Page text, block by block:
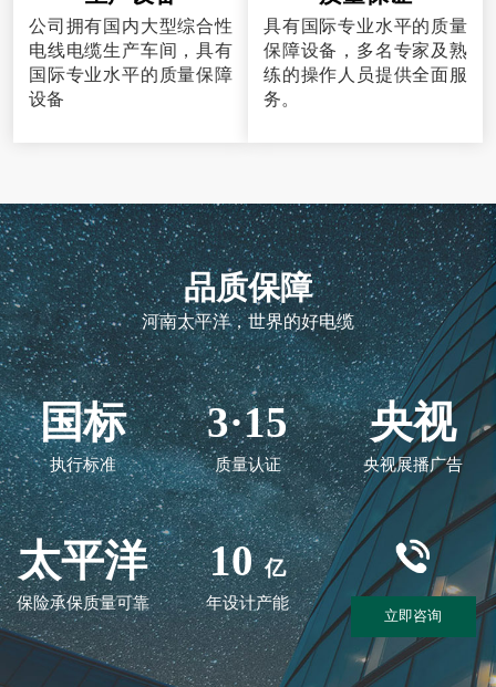
公司拥有国内大型综合性
电线电缆生产车间，具有
国际专业水平的质量保障
设备
具有国际专业水平的质量
保障设备，多名专家及熟
练的操作人员提供全面服
务。
品质保障
河南太平洋，世界的好电缆
国标
执行标准
3·15
质量认证
央视
央视展播广告
太平洋
保险承保质量可靠
10 亿
年设计产能
立即咨询